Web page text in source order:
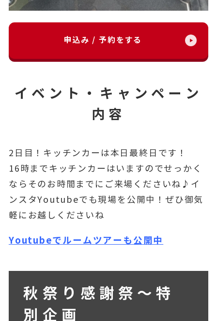
申込み / 予約をする
イベント・キャンペーン
内容
2日目！キッチンカーは本日最終日です！
16時までキッチンカーはいますのでせっかく
ならそのお時間までにご来場くださいね♪イ
ンスタYoutubeでも現場を公開中！ぜひ御気
軽にお越しくださいね
Youtubeでルームツアーも公開中
秋祭り感謝祭～特
別企画